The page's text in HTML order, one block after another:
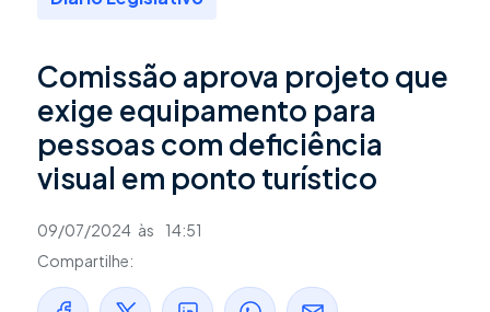
Comissão aprova projeto que
exige equipamento para
pessoas com deficiência
visual em ponto turístico
09/07/2024 às
14:51
Compartilhe: